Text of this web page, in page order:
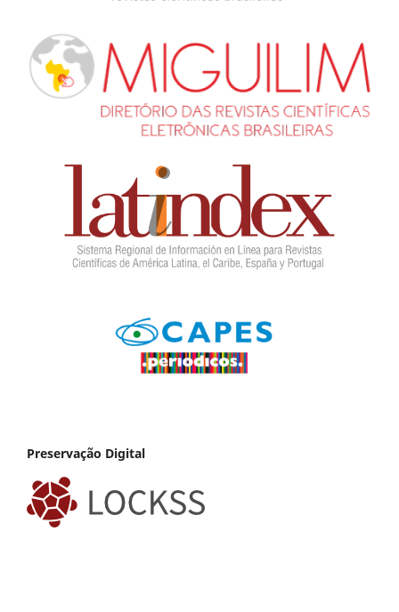
Preservação Digital